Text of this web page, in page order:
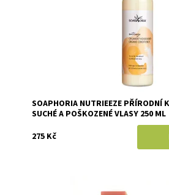
SOAPHORIA NUTRIEEZE PŘÍRODNÍ
SUCHÉ A POŠKOZENÉ VLASY 250 ML
275 Kč
Ponio